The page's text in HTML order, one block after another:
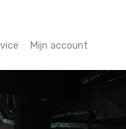
Mijn account